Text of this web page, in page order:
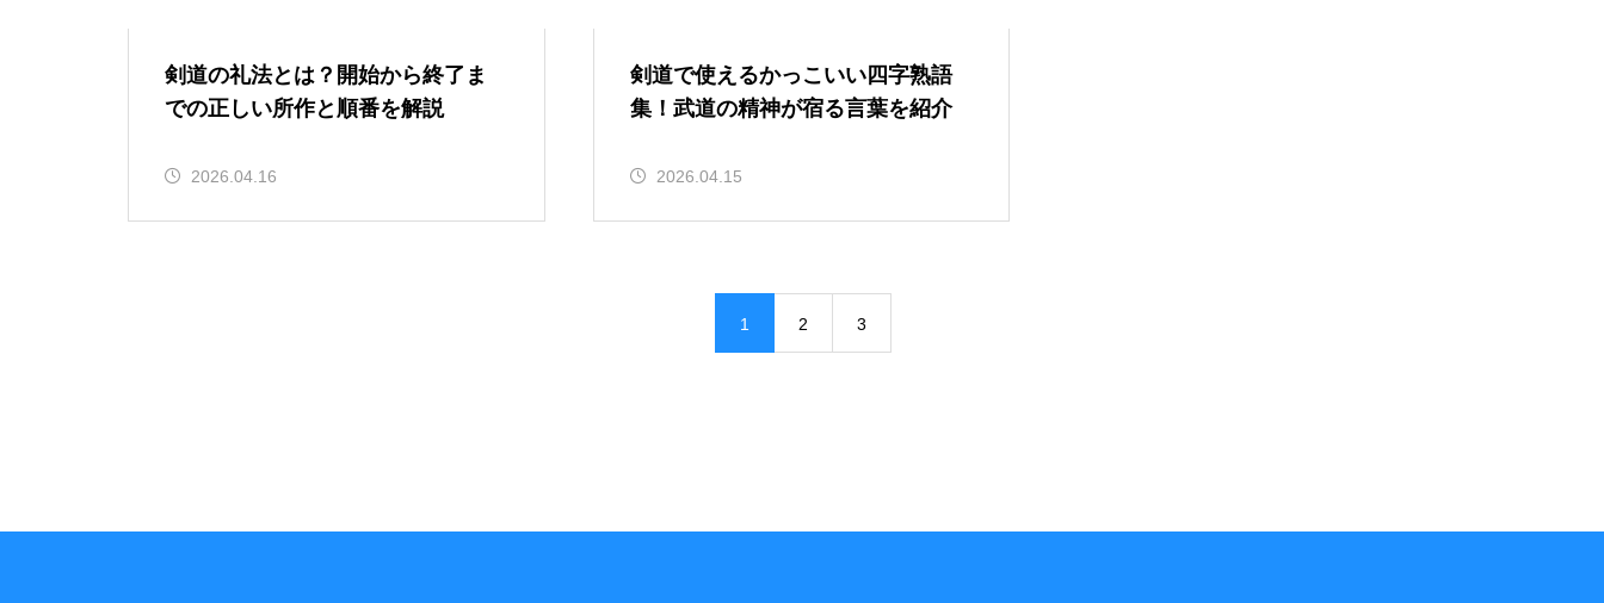
剣道の礼法とは？開始から終了ま
での正しい所作と順番を解説
2026.04.16
剣道で使えるかっこいい四字熟語
集！武道の精神が宿る言葉を紹介
2026.04.15
1 2 3